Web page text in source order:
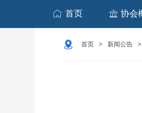
 首页  协会
首页 > 新闻公告 >